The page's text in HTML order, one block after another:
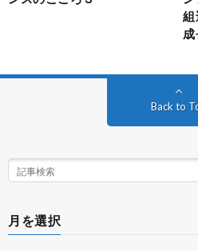
組
Back to
月を選択